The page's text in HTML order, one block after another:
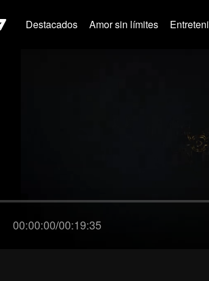
Destacados Amor sin límites